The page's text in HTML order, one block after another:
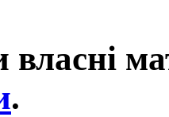
власні
.